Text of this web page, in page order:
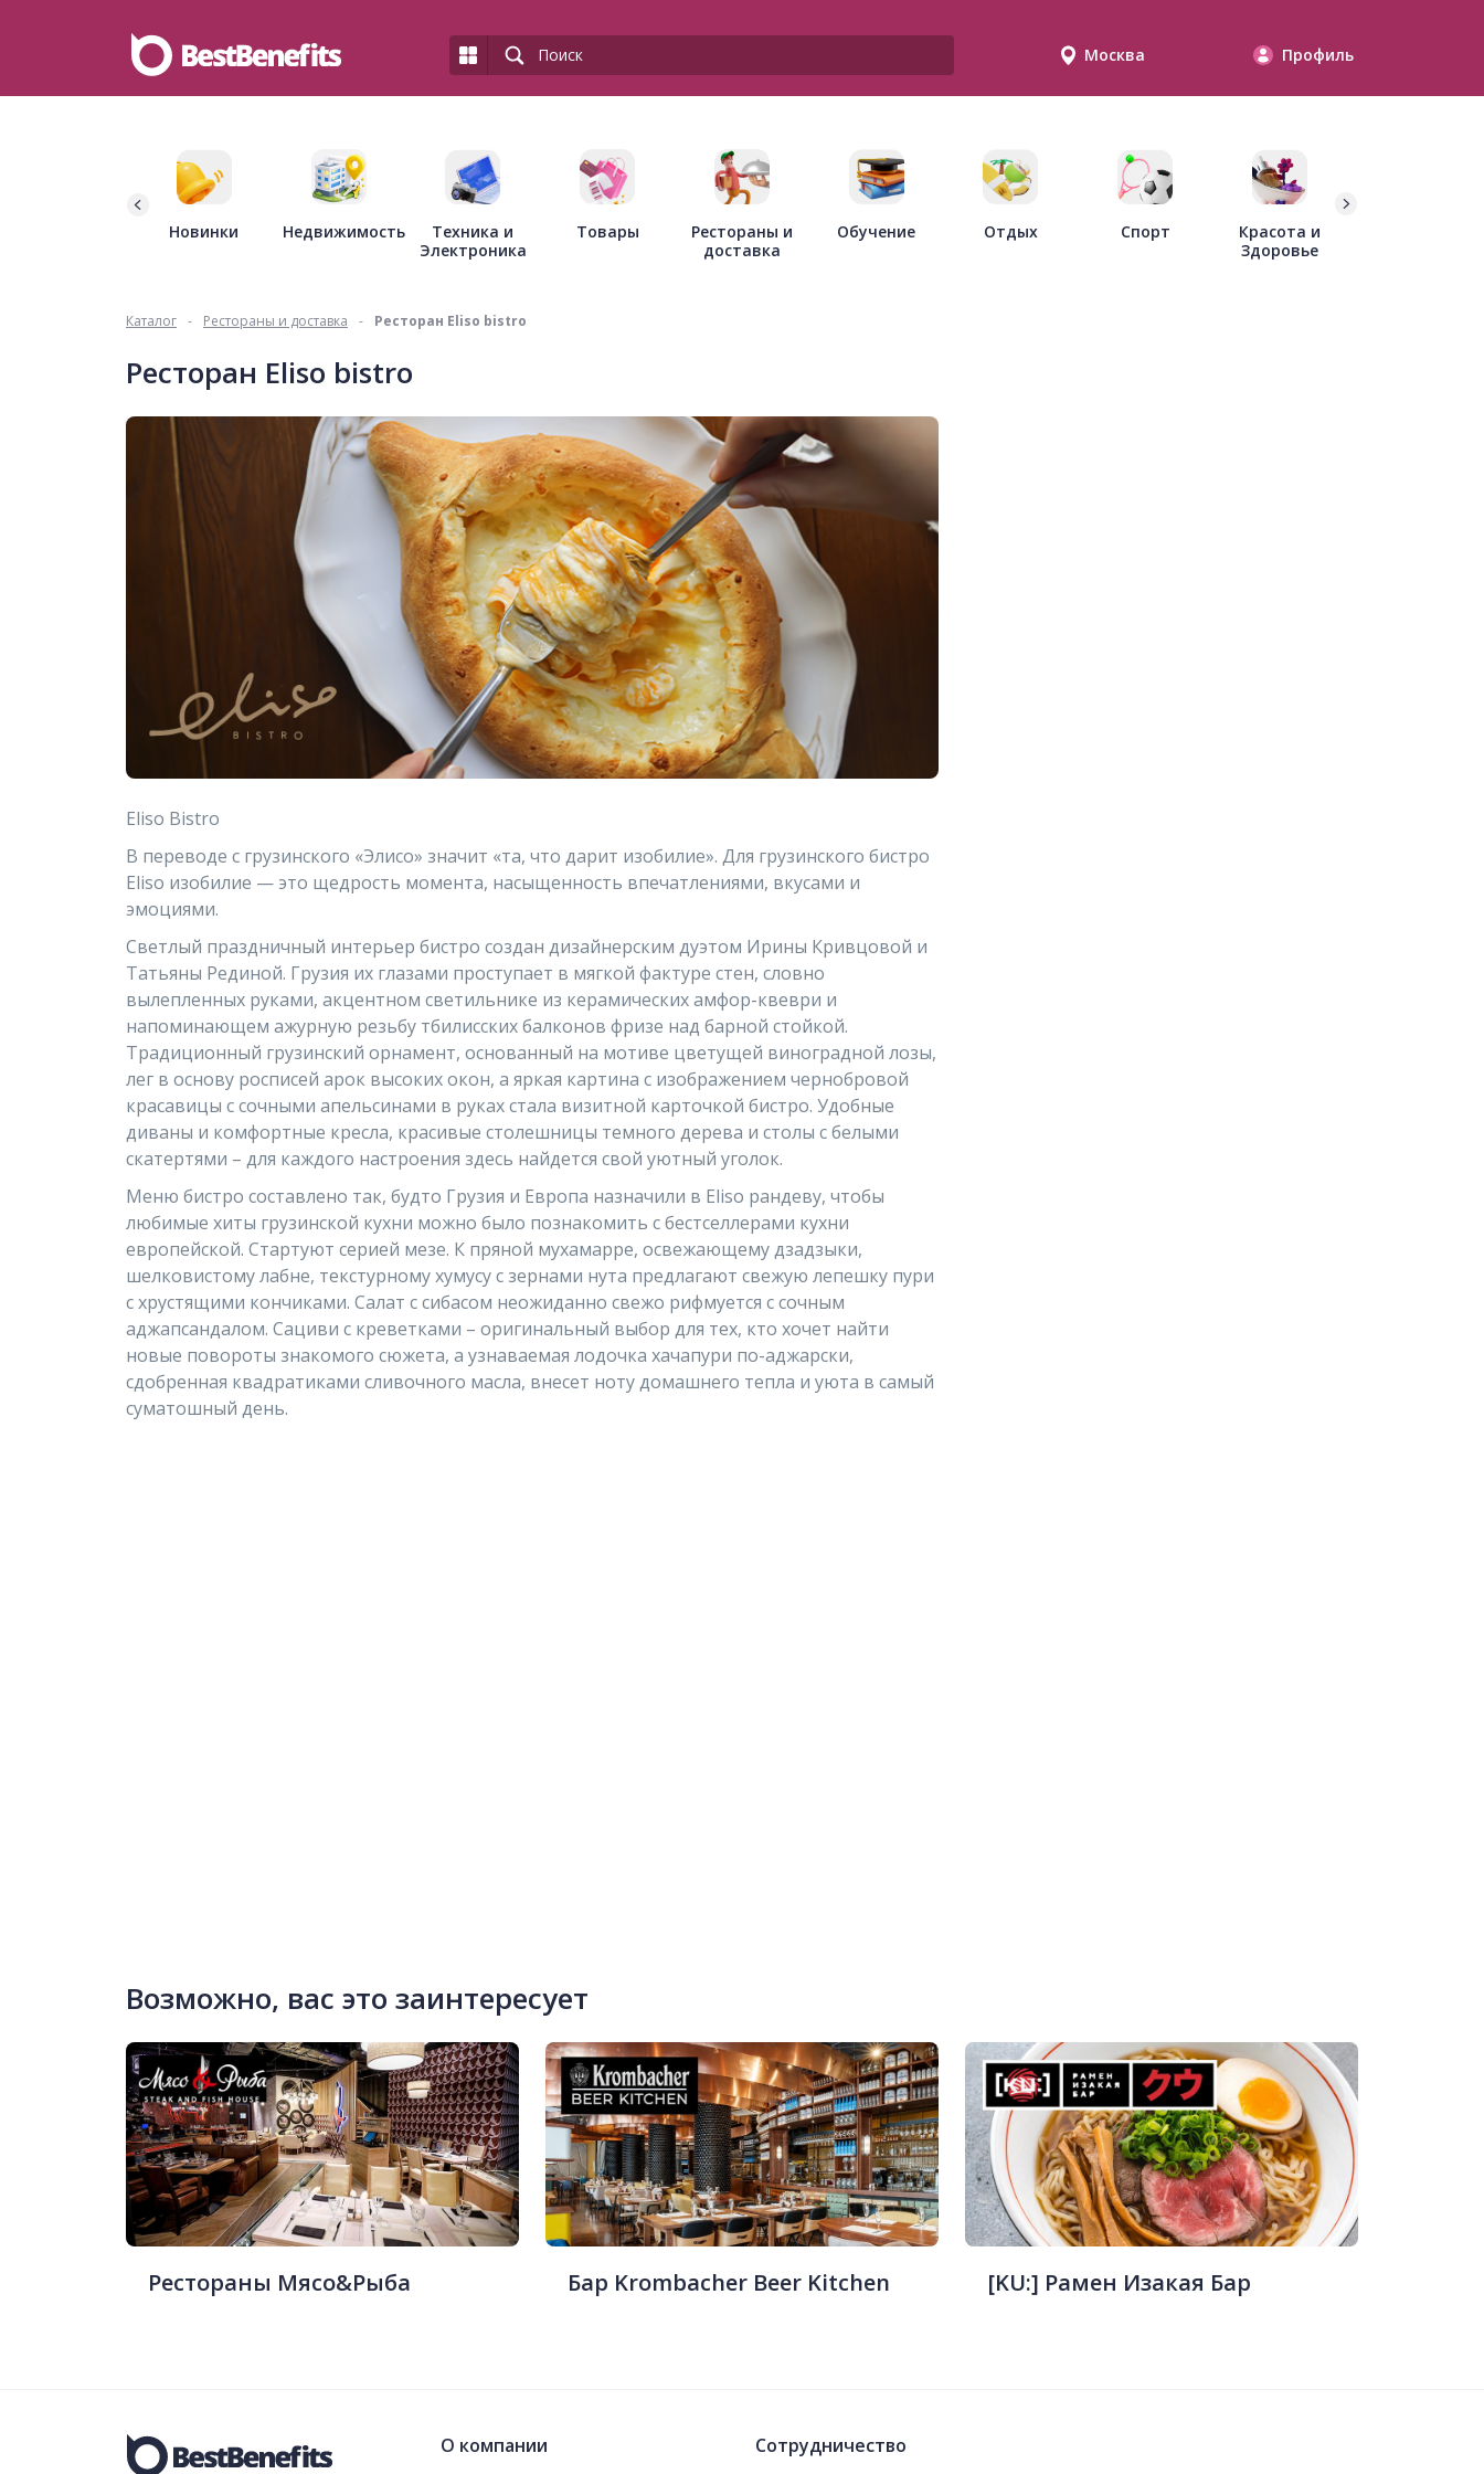
Москва Профиль
Новинки Недвижимость
Техника и
Электроника
Товары
Рестораны и
доставка
Обучение Отдых Спорт
Красота и
Здоровье
Каталог - Рестораны и доставка - Ресторан Eliso bistro
Ресторан Eliso bistro
Eliso Bistro
В переводе с грузинского «Элисо» значит «та, что дарит изобилие». Для грузинского бистро
Eliso изобилие — это щедрость момента, насыщенность впечатлениями, вкусами и
эмоциями.
Светлый праздничный интерьер бистро создан дизайнерским дуэтом Ирины Кривцовой и
Татьяны Рединой. Грузия их глазами проступает в мягкой фактуре стен, словно
вылепленных руками, акцентном светильнике из керамических амфор-квеври и
напоминающем ажурную резьбу тбилисских балконов фризе над барной стойкой.
Традиционный грузинский орнамент, основанный на мотиве цветущей виноградной лозы,
лег в основу росписей арок высоких окон, а яркая картина с изображением чернобровой
красавицы с сочными апельсинами в руках стала визитной карточкой бистро. Удобные
диваны и комфортные кресла, красивые столешницы темного дерева и столы с белыми
скатертями – для каждого настроения здесь найдется свой уютный уголок.
Меню бистро составлено так, будто Грузия и Европа назначили в Eliso рандеву, чтобы
любимые хиты грузинской кухни можно было познакомить с бестселлерами кухни
европейской. Стартуют серией мезе. К пряной мухамарре, освежающему дзадзыки,
шелковистому лабне, текстурному хумусу с зернами нута предлагают свежую лепешку пури
с хрустящими кончиками. Салат с сибасом неожиданно свежо рифмуется с сочным
аджапсандалом. Сациви с креветками – оригинальный выбор для тех, кто хочет найти
новые повороты знакомого сюжета, а узнаваемая лодочка хачапури по-аджарски,
сдобренная квадратиками сливочного масла, внесет ноту домашнего тепла и уюта в самый
суматошный день.
Возможно, вас это заинтересует
Рестораны Мясо&Рыба Бар Krombacher Beer Kitchen [KU:] Рамен Изакая Бар
О компании Сотрудничество